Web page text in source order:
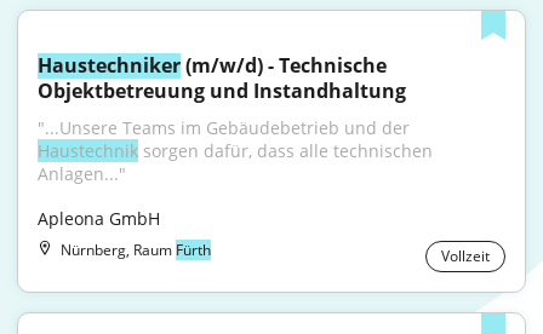
Haustechniker (m/w/d) - Technische
Objektbetreuung und Instandhaltung
Haustechnik sorgen dafür, dass alle technischen
Anlagen..."
Apleona GmbH
Nürnberg, Raum Fürth Vollzeit